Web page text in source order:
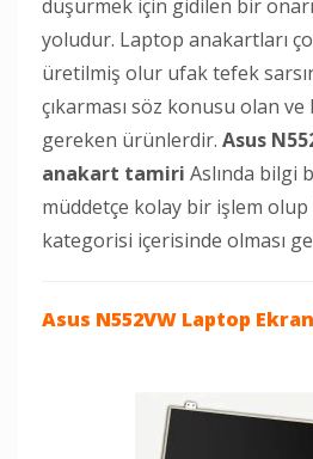
düşürmek için gidilen bir
yoludur. Laptop anakartları
üretilmiş olur ufak tefek
çıkarması söz konusu olan ve
gereken ürünlerdir. Asus
anakart tamiri Aslında bilgi
müddetçe kolay bir işlem
kategorisi içerisinde olması
Asus N552VW Laptop